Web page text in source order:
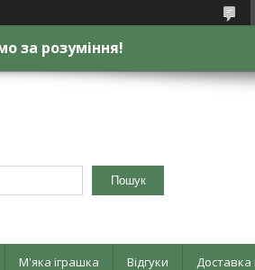
за розуміння!
Пошук
М'яка іграшка Відгуки Доставка